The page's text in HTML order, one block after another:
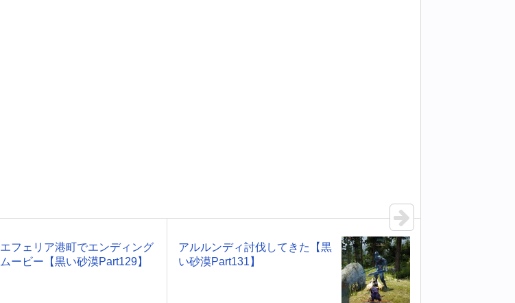
エフェリア港町でエンディング
ムービー【黒い砂漠Part129】
アルルンディ討伐してきた【黒
い砂漠Part131】